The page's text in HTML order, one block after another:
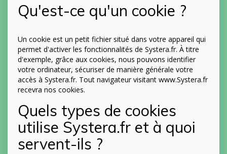
Qu'est-ce qu'un cookie ?
Un cookie est un petit fichier situé dans votre appareil qui
permet d'activer les fonctionnalités de Systera.fr. À titre
d'exemple, grâce aux cookies, nous pouvons identifier
votre ordinateur, sécuriser de manière générale votre
accès à Systera.fr. Tout navigateur visitant www.Systera.fr
recevra nos cookies.
Quels types de cookies
utilise Systera.fr et à quoi
servent-ils ?